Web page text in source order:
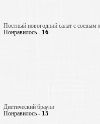
Постный новогодний салат с соевым
Понравилось - 16
Диетический брауни
Понравилось - 15